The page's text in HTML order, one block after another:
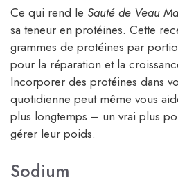
Ce qui rend le Sauté de Veau
sa teneur en protéines. Cette
grammes de protéines par
pour la réparation et la
Incorporer des protéines dans
quotidienne peut même vous
plus longtemps – un vrai plus
gérer leur poids.
Sodium